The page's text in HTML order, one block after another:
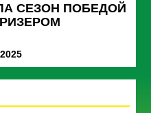
СЕЗОН ПОБЕДОЙ